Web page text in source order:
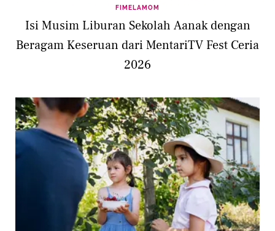
FIMELAMOM
Isi Musim Liburan Sekolah Aanak dengan
Beragam Keseruan dari MentariTV Fest Ceria
2026